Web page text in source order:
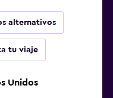
alternativos
tu viaje
Unidos